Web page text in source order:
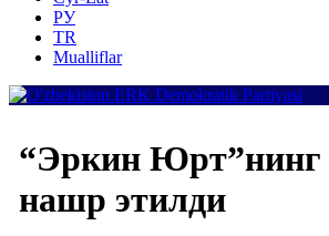
РУ
TR
Mualliflar
“Эркин Юрт”нинг
нашр этилди